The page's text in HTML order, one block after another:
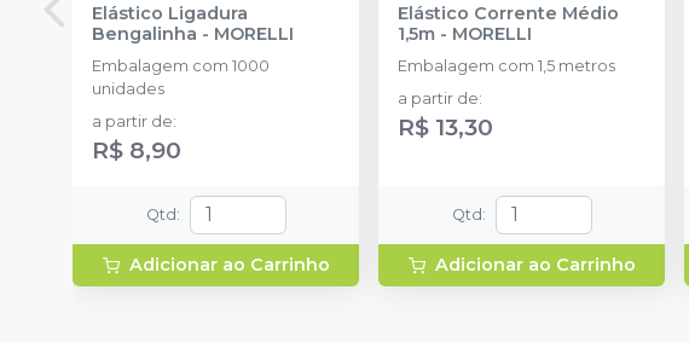
Elástico Ligadura
Bengalinha - MORELLI
Embalagem com 1000
unidades
a partir de:
R$ 8,90
Qtd :
Adicionar ao Carrinho
Elástico Corrente Médio
1,5m - MORELLI
Embalagem com 1,5 metros
a partir de:
R$ 13,30
Qtd :
Adicionar ao Carrinho